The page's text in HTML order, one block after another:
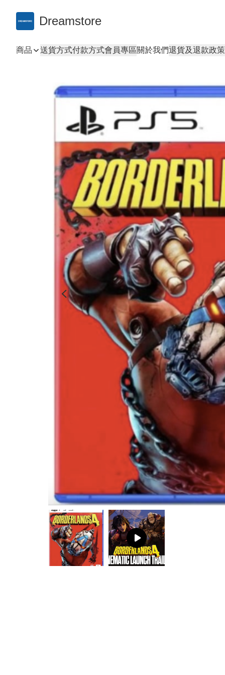
Dreamstore
商品 送貨方式付款方式會員專區關於我們退貨及退款政策